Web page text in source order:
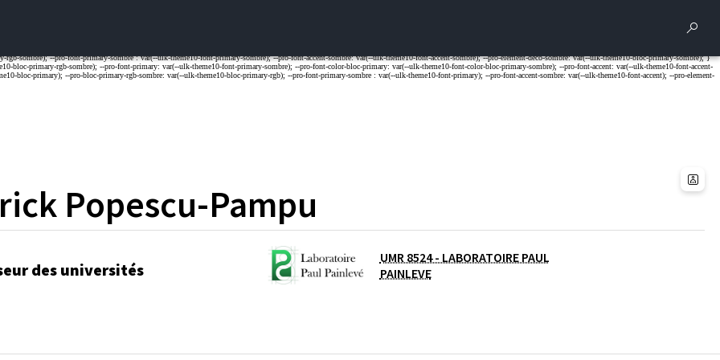
Popescu-Pampu
des universités
UMR 8524 - LABORATOIRE PAUL
PAINLEVE